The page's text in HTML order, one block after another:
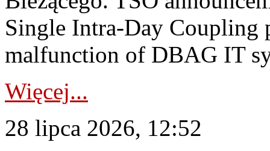
Single Intra-Day Coupling
malfunction of DBAG IT
Więcej...
28 lipca 2026, 12:52